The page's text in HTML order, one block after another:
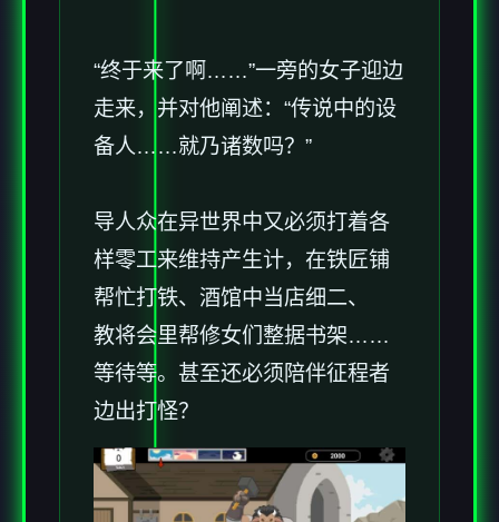
“终于来了啊……”一旁的女子迎边
走来，并对他阐述：“传说中的设
备人……就乃诸数吗？”
导人众在异世界中又必须打着各
样零工来维持产生计，在铁匠铺
帮忙打铁、酒馆中当店细二、
教将会里帮修女们整据书架……
等待等。甚至还必须陪伴征程者
边出打怪？